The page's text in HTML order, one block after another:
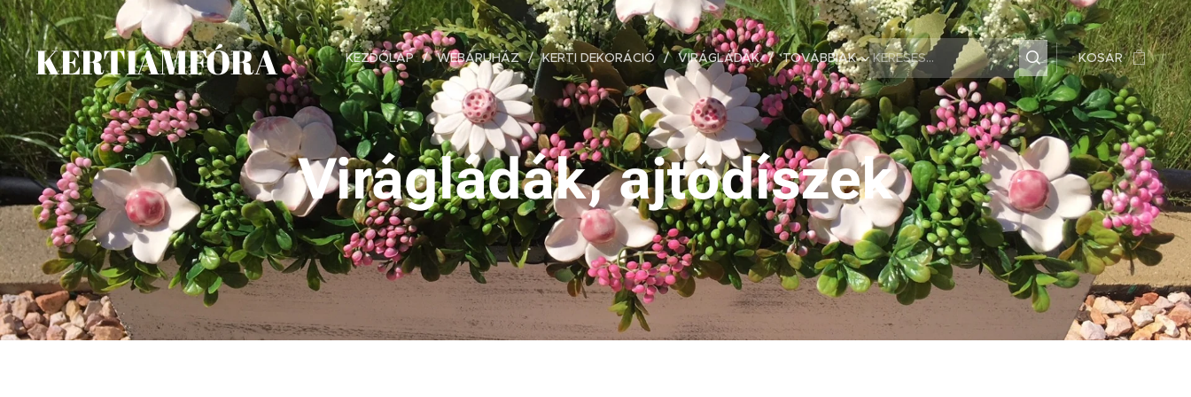
KERTIAMFÓRA KEZDŐLAP WEBÁRUHÁZ KERTI DEKORÁCIÓ VIRÁGLÁDÁK TOVÁBBIAK KOSÁR
Virágládák, ajtódíszek